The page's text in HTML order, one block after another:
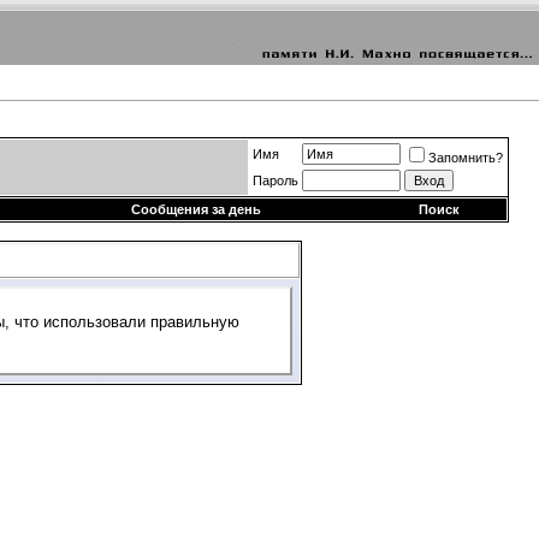
Имя
Запомнить?
Пароль
Сообщения за день Поиск
что использовали правильную